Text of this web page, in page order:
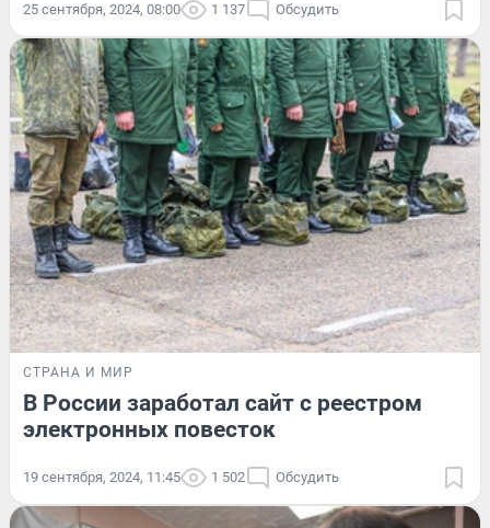
25 сентября, 2024, 08:00 1 137 Обсудить
СТРАНА И МИР
В России заработал сайт с реестром
электронных повесток
19 сентября, 2024, 11:45 1 502 Обсудить